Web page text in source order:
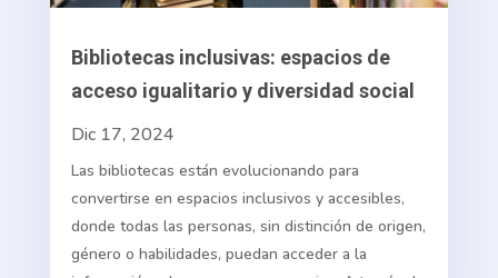
Bibliotecas inclusivas: espacios de
acceso igualitario y diversidad social
Dic 17, 2024
Las bibliotecas están evolucionando para
convertirse en espacios inclusivos y accesibles,
donde todas las personas, sin distinción de origen,
género o habilidades, puedan acceder a la